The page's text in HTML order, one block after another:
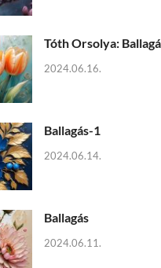
Tóth Orsolya:
2024.06.16.
Ballagás-1
2024.06.14.
Ballagás
2024.06.11.